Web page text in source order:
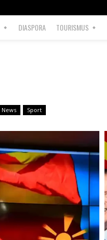
DIASPORA TOURISMUS
News Sport